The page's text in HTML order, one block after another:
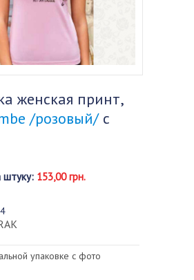
женская принт,
/розовый/с
штуку: 153,00 грн.
упаковке с фото